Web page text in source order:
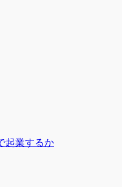
起業するか